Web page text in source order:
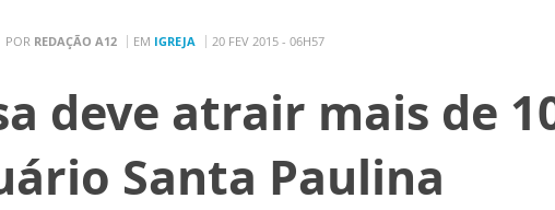
POR REDAÇÃO A12 EM IGREJA 20 FEV 2015 - 06H57
deve atrair mais de
Santa Paulina